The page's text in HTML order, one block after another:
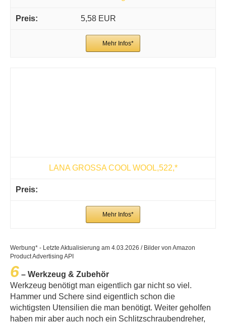
5,58 EUR
Mehr Infos*
LANA GROSSA COOL WOOL,522,*
Mehr Infos*
Werbung* - Letzte Aktualisierung am 4.03.2026 / Bilder von Amazon
Product Advertising API
6 – Werkzeug & Zubehör
Werkzeug benötigt man eigentlich gar nicht so viel.
Hammer und Schere sind eigentlich schon die
wichtigsten Utensilien die man benötigt. Weiter geholfen
haben mir aber auch noch ein Schlitzschraubendreher,